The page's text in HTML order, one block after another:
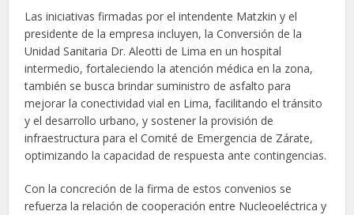
Las iniciativas firmadas por el intendente Matzkin y el
presidente de la empresa incluyen, la Conversión de la
Unidad Sanitaria Dr. Aleotti de Lima en un hospital
intermedio, fortaleciendo la atención médica en la zona,
también se busca brindar suministro de asfalto para
mejorar la conectividad vial en Lima, facilitando el tránsito
y el desarrollo urbano, y sostener la provisión de
infraestructura para el Comité de Emergencia de Zárate,
optimizando la capacidad de respuesta ante contingencias.
Con la concreción de la firma de estos convenios se
refuerza la relación de cooperación entre Nucleoeléctrica y